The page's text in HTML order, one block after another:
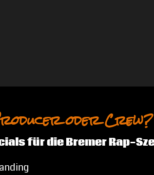
oder Crew?
für die Bremer Rap-